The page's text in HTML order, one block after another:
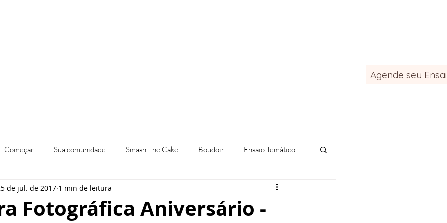
Agende seu
Começar Sua comunidade Smash The Cake Boudoir Ensaio Temático
Ensaios Infantil Ensaios Temáticos
Fotográfica Aniversário -
de jul. de 2017 1 min de leitura